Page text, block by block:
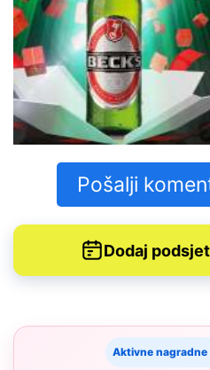
Pošalji
Dodaj
Aktivne nagradne